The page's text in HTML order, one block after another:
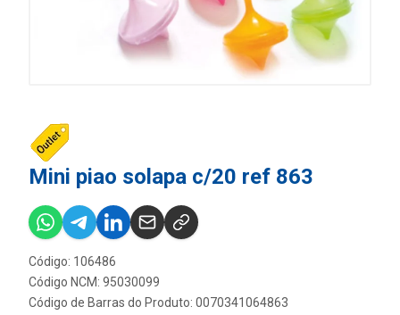
Mini piao solapa c/20 ref 863
Código: 106486
Código NCM: 95030099
Código de Barras do Produto: 0070341064863